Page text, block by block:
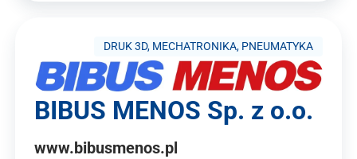
DRUK 3D, MECHATRONIKA, PNEUMATYKA
BIBUS MENOS Sp. z o.o.
www.bibusmenos.pl